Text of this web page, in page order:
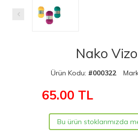
Nako
Ürün Kodu: #000322
65.00 TL
Bu ürün stoklarımızda